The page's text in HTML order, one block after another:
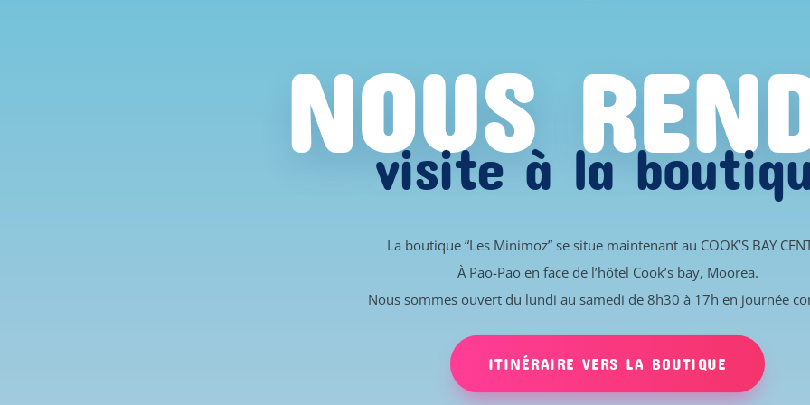
NOUS
visite à la
La boutique “Les Minimoz” se situe maintenant au COOK’S BAY
À Pao-Pao en face de l’hôtel Cook’s bay, Moorea.
Nous sommes ouvert du lundi au samedi de 8h30 à 17h en journée
ITINÉRAIRE VERS LA BOUTIQUE